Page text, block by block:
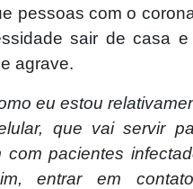
pessoas com o
sair de casa
agrave.
eu estou
que vai servir
com pacientes
entrar em